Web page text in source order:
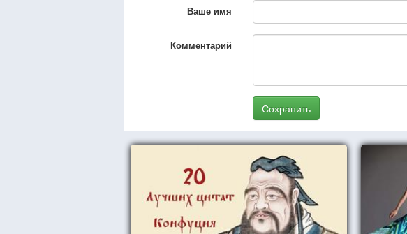
Ваше имя
Комментарий
Сохранить